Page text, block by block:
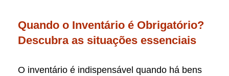
Quando o Inventário é Obrigatório?
Descubra as situações essenciais
O inventário é indispensável quando há bens